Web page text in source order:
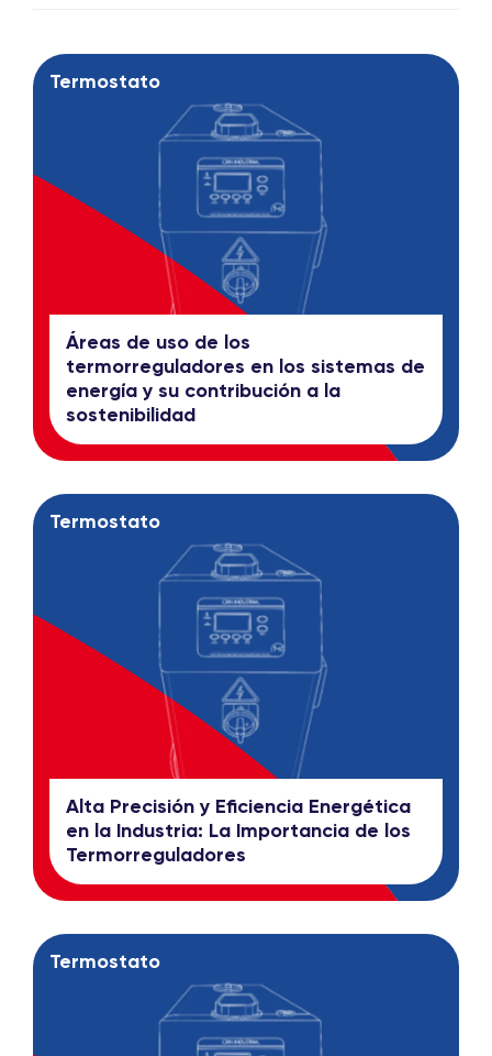
Termostato
Áreas de uso de los
termorreguladores en los sistemas de
energía y su contribución a la
sostenibilidad
Termostato
Alta Precisión y Eficiencia Energética
en la Industria: La Importancia de los
Termorreguladores
Termostato